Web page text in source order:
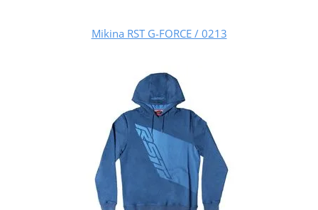
Mikina RST G-FORCE / 0213